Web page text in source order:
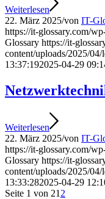
Weiterlesen
22. März 2025/von IT-
https://it-glossary.com/
Glossary https://it-
content/uploads/2025/
13:37:192025-04-29
Weiterlesen
22. März 2025/von IT-
https://it-glossary.com/
Glossary https://it-
content/uploads/2025/
13:33:282025-04-29
Seite 1 von 21 2